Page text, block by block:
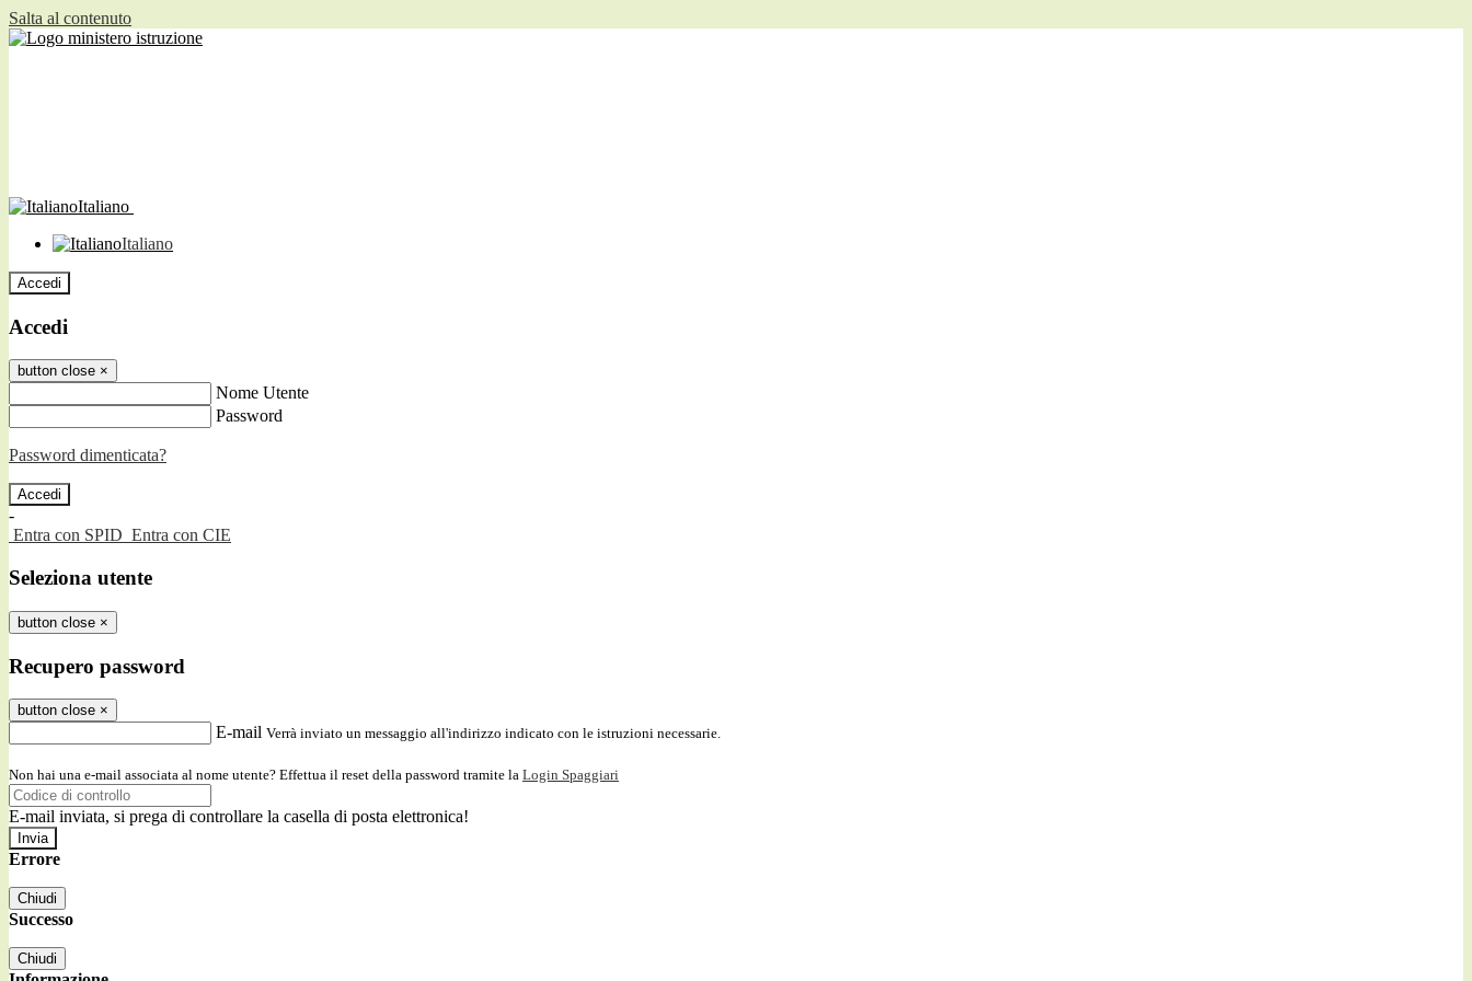
Salta al contenuto
Italiano
Italiano
Accedi
Accedi
button close ×
Nome Utente
Password
Password dimenticata?
-
Entra con SPID Entra con CIE
Seleziona utente
button close ×
Recupero password
button close ×
E-mail Verrà inviato un messaggio all'indirizzo indicato con le istruzioni necessarie.
Non hai una e-mail associata al nome utente? Effettua il reset della password tramite la Login Spaggiari
E-mail inviata, si prega di controllare la casella di posta elettronica!
Errore
Chiudi
Successo
Chiudi